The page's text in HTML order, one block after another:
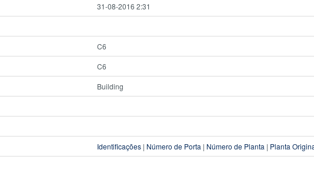
31-08-2016 2:31
C6
C6
Building
Identificações | Número de Porta | Número de Planta | Planta